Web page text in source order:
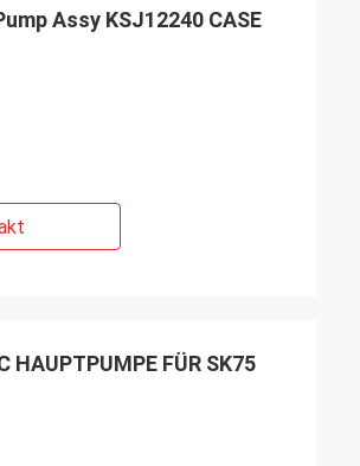
Assy KSJ12240 CASE
HAUPTPUMPE FÜR SK75